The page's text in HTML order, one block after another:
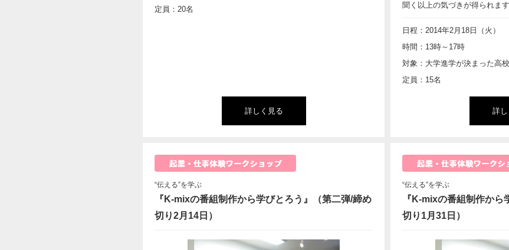
定員：20名
詳しく見る
聞く以上の気づきが得られます
日程：2014年2月18日（火）
時間：13時～17時
対象：大学進学が決まった高
定員：15名
詳
“伝える”を学ぶ
『K-mixの番組制作から学びとろう』（第二弾/締め
切り2月14日）
“伝える”を学ぶ
『K-mixの番組制作か
切り1月31日）